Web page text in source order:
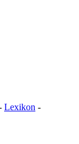
Lexikon -